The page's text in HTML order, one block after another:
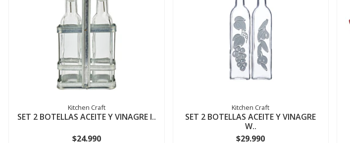
Kitchen Craft
SET 2 BOTELLAS ACEITE Y VINAGRE I..
$24.990
Kitchen Craft
SET 2 BOTELLAS ACEITE Y VINAGRE
W..
$29.990